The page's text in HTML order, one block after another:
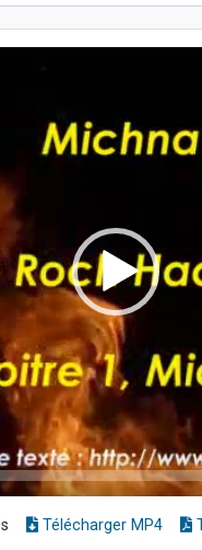
Télécharger MP4